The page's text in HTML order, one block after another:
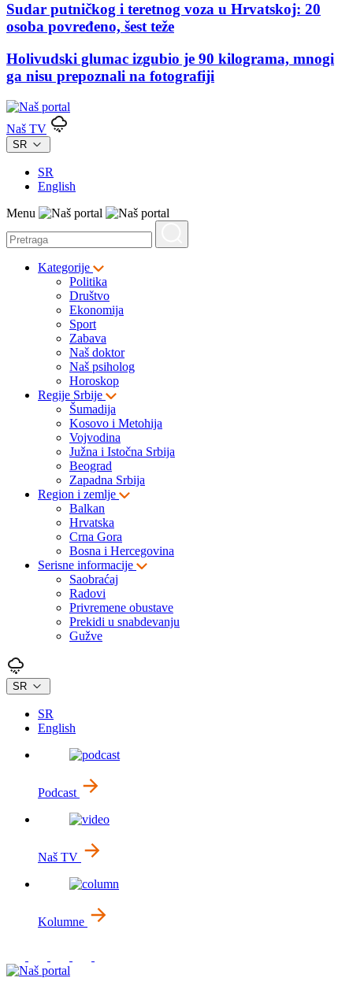
Sudar putničkog i teretnog voza u Hrvatskoj: 20
osoba povređeno, šest teže
Holivudski glumac izgubio je 90 kilograma, mnogi
ga nisu prepoznali na fotografiji
Naš TV
SR
SR
English
Menu
Kategorije
Politika
Društvo
Ekonomija
Sport
Zabava
Naš doktor
Naš psiholog
Horoskop
Regije Srbije
Šumadija
Kosovo i Metohija
Vojvodina
Južna i Istočna Srbija
Beograd
Zapadna Srbija
Region i zemlje
Balkan
Hrvatska
Crna Gora
Bosna i Hercegovina
Serisne informacije
Saobraćaj
Radovi
Privremene obustave
Prekidi u snabdevanju
Gužve
SR
SR
English
Podcast
Naš TV
Kolumne